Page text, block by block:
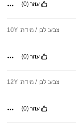
עוזר(0)
צבע: לבן / מידה: 10Y
עוזר(0)
צבע: לבן / מידה: 12Y
עוזר(0)